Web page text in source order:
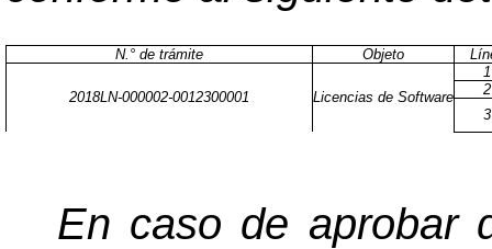
N.° de trámite Objeto
2018LN-000002-0012300001 Licencias de Software
1
2
3
En caso de aprobar